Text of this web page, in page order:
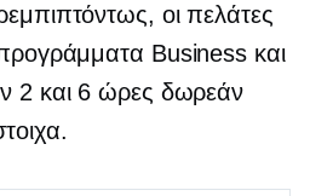
οι πελάτες
Business και
2 και 6 ώρες δωρεάν